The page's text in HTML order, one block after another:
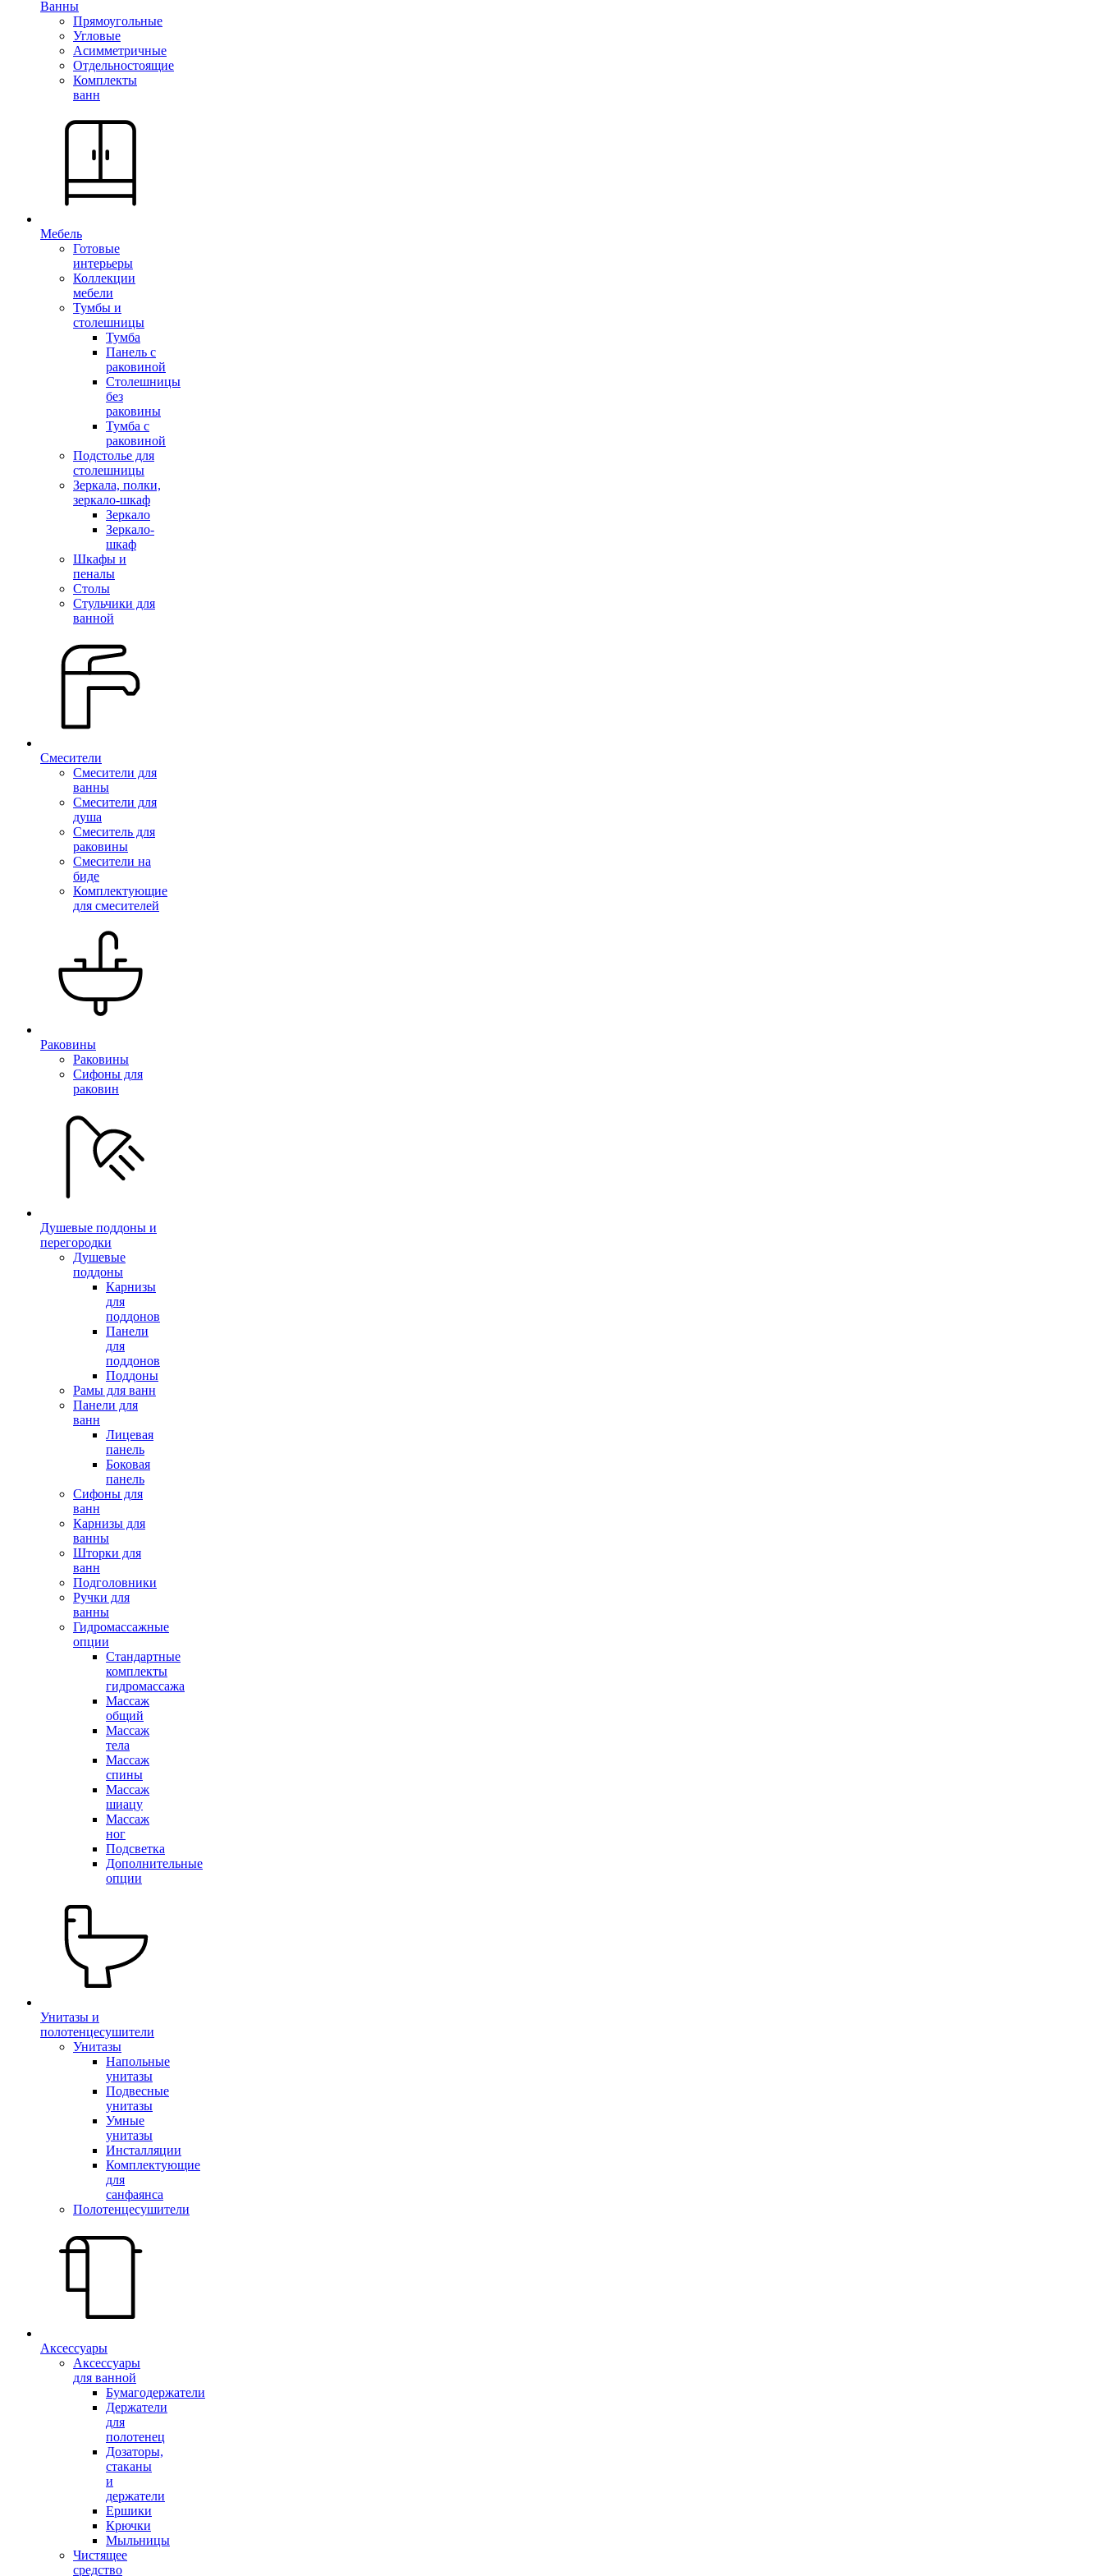
Ванны
Прямоугольные
Угловые
Асимметричные
Отдельностоящие
Комплекты
ванн
Мебель
Готовые
интерьеры
Коллекции
мебели
Тумбы и
столешницы
Тумба
Панель с
раковиной
Столешницы
без
раковины
Тумба с
раковиной
Подстолье для
столешницы
Зеркала, полки,
зеркало-шкаф
Зеркало
Зеркало-
шкаф
Шкафы и
пеналы
Столы
Стульчики для
ванной
Смесители
Смесители для
ванны
Смесители для
душа
Смеситель для
раковины
Смесители на
биде
Комплектующие
для смесителей
Раковины
Раковины
Сифоны для
раковин
Душевые поддоны и
перегородки
Душевые
поддоны
Карнизы
для
поддонов
Панели
для
поддонов
Поддоны
Рамы для ванн
Панели для
ванн
Лицевая
панель
Боковая
панель
Сифоны для
ванн
Карнизы для
ванны
Шторки для
ванн
Подголовники
Ручки для
ванны
Гидромассажные
опции
Стандартные
комплекты
гидромассажа
Массаж
общий
Массаж
тела
Массаж
спины
Массаж
шиацу
Массаж
ног
Подсветка
Дополнительные
опции
Унитазы и
полотенцесушители
Унитазы
Напольные
унитазы
Подвесные
унитазы
Умные
унитазы
Инсталляции
Комплектующие
для
санфаянса
Полотенцесушители
Аксессуары
Аксессуары
для ванной
Бумагодержатели
Держатели
для
полотенец
Дозаторы,
стаканы
и
держатели
Ершики
Крючки
Мыльницы
Чистящее
средство